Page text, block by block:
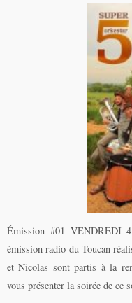
Émission #01 VENDREDI
émission radio du Toucan
et Nicolas sont partis à la
vous présenter la soirée de ce